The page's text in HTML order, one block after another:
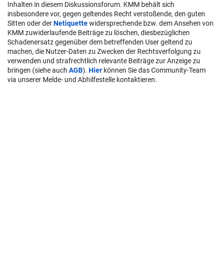
Inhalten in diesem Diskussionsforum. KMM behält sich
insbesondere vor, gegen geltendes Recht verstoßende, den guten
Sitten oder derNetiquettewidersprechende bzw. dem Ansehen von
KMM zuwiderlaufende Beiträge zu löschen, diesbezüglichen
Schadenersatz gegenüber dem betreffenden User geltend zu
machen, die Nutzer-Daten zu Zwecken der Rechtsverfolgung zu
verwenden und strafrechtlich relevante Beiträge zur Anzeige zu
bringen (siehe auch AGB). Hier können Sie das Community-Team
via unserer Melde- und Abhilfestelle kontaktieren.